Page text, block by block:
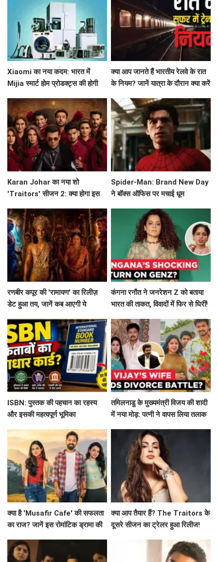
Xiaomi का नया कदम: भारत में
Mijia स्मार्ट होम प्रोडक्ट्स की होगी
क्या आप जानते हैं भारतीय रेलवे के रात
के नियम? जानें यात्रा के दौरान क्या करें
Karan Johar का नया शो
'Traitors' सीजन 2: क्या होगा इस
Spider-Man: Brand New Day
ने बॉक्स ऑफिस पर मचाई धूम
रणबीर कपूर की 'रामायण' का रिलीज़
डेट हुआ तय, जानें कब आएगी ये
कंगना रनौत ने जनरेशन Z को बताया
भारत की ताकत, विवादों में फिर से घिरीं!
ISBN: पुस्तक की पहचान का रहस्य
और इसकी महत्वपूर्ण भूमिका
तमिलनाडु के मुख्यमंत्री विजय की शादी
में नया मोड़: पत्नी ने वापस लिया तलाक
क्या है 'Musafir Cafe' की सफलता
का राज? जानें इस रोमांटिक ड्रामा की
क्या आप तैयार हैं? The Traitors के
दूसरे सीजन का ट्रेलर हुआ रिलीज!